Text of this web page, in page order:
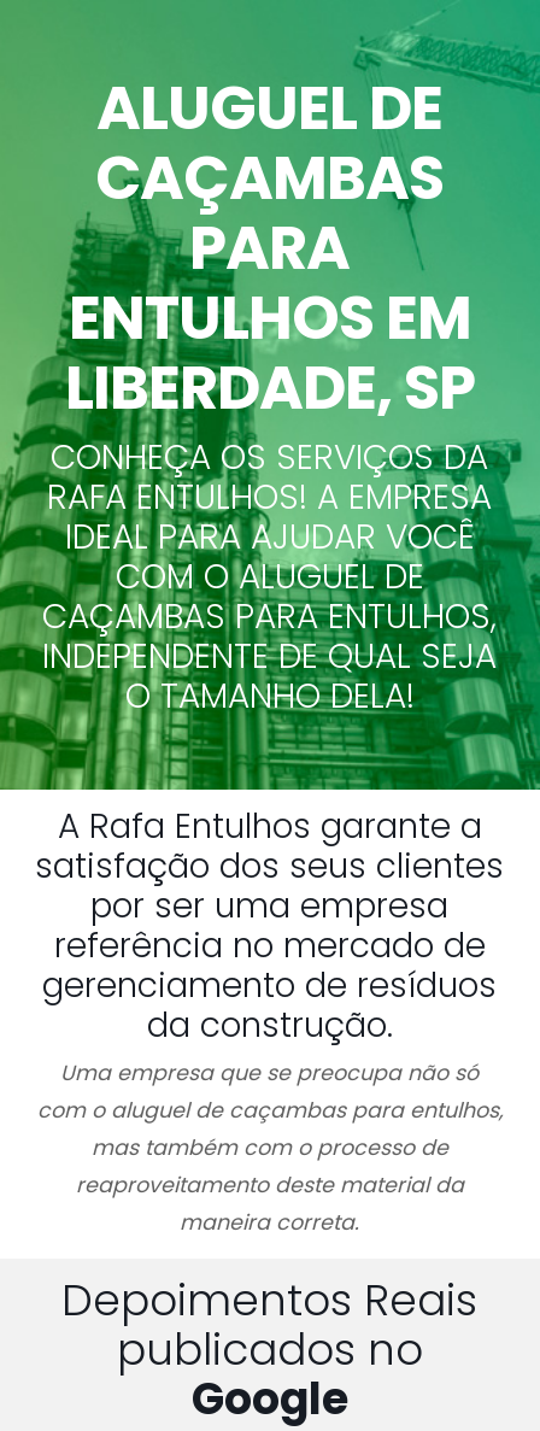
ALUGUEL DE
CAÇAMBAS
PARA
ENTULHOS EM
LIBERDADE, SP
CONHEÇA OS SERVIÇOS DA
RAFA ENTULHOS! A EMPRESA
IDEAL PARA AJUDAR VOCÊ
COM O ALUGUEL DE
CAÇAMBAS PARA ENTULHOS,
INDEPENDENTE DE QUAL SEJA
O TAMANHO DELA!
A Rafa Entulhos garante a
satisfação dos seus clientes
por ser uma empresa
referência no mercado de
gerenciamento de resíduos
da construção.
Uma empresa que se preocupa não só
com o aluguel de caçambas para entulhos,
mas também com o processo de
reaproveitamento deste material da
maneira correta.
Depoimentos Reais
publicados no
Google